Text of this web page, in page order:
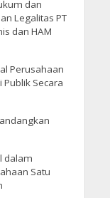
dan
Legalitas PT
dan HAM
Perusahaan
Publik Secara
dalam
Satu